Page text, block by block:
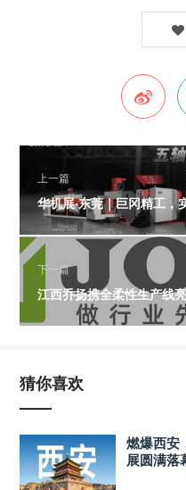
上一篇
华机展·东莞｜巨冈精工，
下一篇
江西乔扬携全柔性生产线
猜你喜欢
燃爆西安
展圆满落